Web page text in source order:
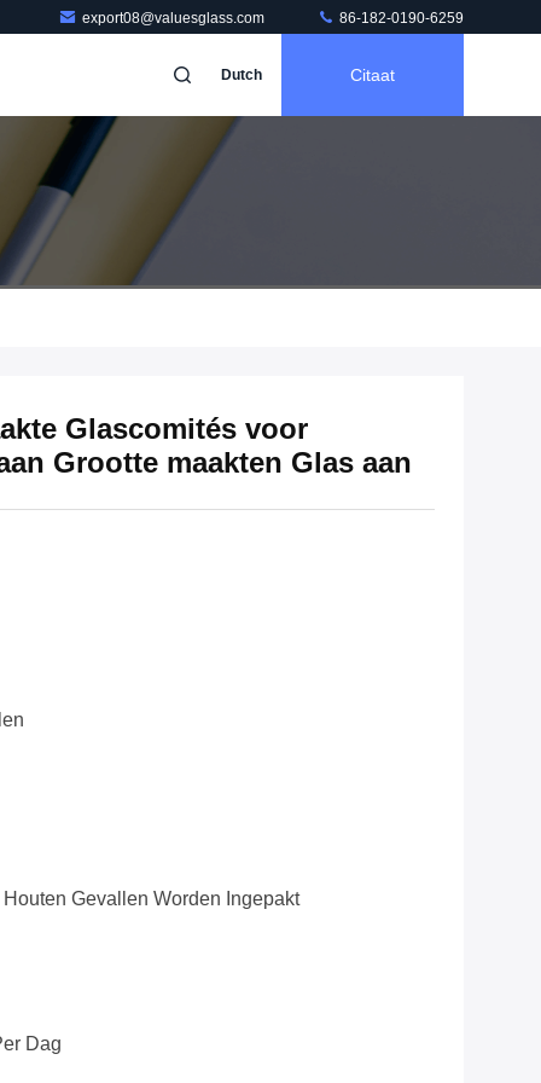
export08@valuesglass.com 86-182-0190-6259
Dutch Citaat
Glascomités voor
Grootte maakten Glas aan
Gevallen Worden Ingepakt
Dag